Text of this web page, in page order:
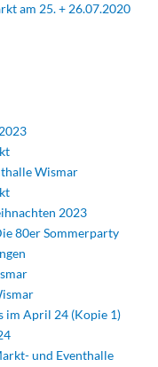
am 25. + 26.07.2020
Wismar
2023
80er Sommerparty
im April 24 (Kopie 1)
und Eventhalle